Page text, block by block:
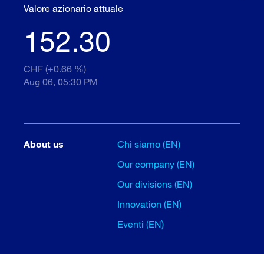
Valore azionario attuale
152.30
CHF (+0.66 %)
Aug 06, 05:30 PM
About us
Chi siamo (EN)
Our company (EN)
Our divisions (EN)
Innovation (EN)
Eventi (EN)